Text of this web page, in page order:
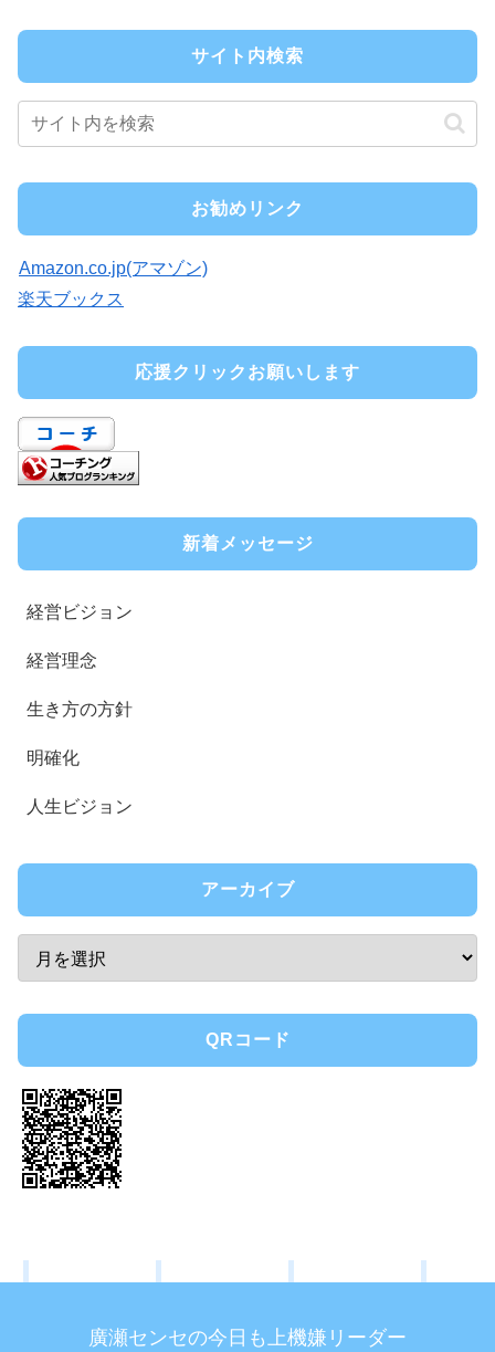
サイト内検索
お勧めリンク
Amazon.co.jp(アマゾン)
楽天ブックス
応援クリックお願いします
新着メッセージ
経営ビジョン
経営理念
生き方の方針
明確化
人生ビジョン
アーカイブ
QRコード
廣瀬センセの今日も上機嫌リーダー